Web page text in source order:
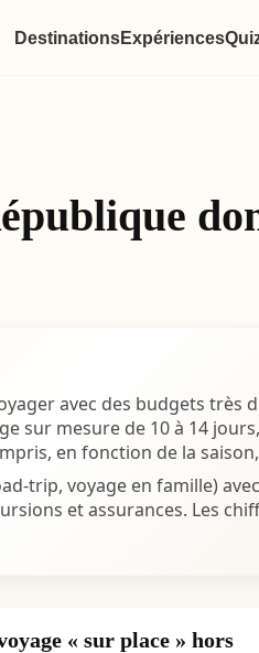
DestinationsExpériences
avec des budgets
sur mesure de 10 à 14
en fonction de la
trip, voyage en famille)
et assurances. Les
« sur place » hors